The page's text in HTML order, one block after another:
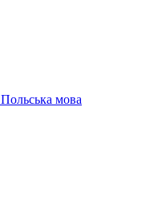
Польська мова